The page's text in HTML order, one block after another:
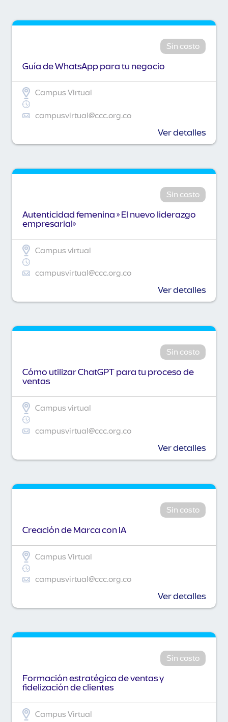
Sin costo
Guía de WhatsApp para tu negocio
Campus Virtual
campusvirtual@ccc.org.co
Ver detalles
Sin costo
Autenticidad femenina » El nuevo liderazgo
empresarial»
Campus virtual
campusvirtual@ccc.org.co
Ver detalles
Sin costo
Cómo utilizar ChatGPT para tu proceso de
ventas
Campus virtual
campusvirtual@ccc.org.co
Ver detalles
Sin costo
Creación de Marca con IA
Campus Virtual
campusvirtual@ccc.org.co
Ver detalles
Sin costo
Formación estratégica de ventas y
fidelización de clientes
Campus Virtual